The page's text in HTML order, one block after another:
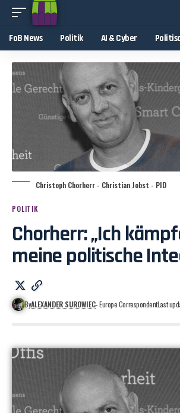
FoB News Politik AI & Cyber
Christoph Chorherr - Christian Jobst - PID
POLITIK
Chorherr: „Ich
meine politische
ByALEXANDER SUROWIEC- Europe CorrespondentLast